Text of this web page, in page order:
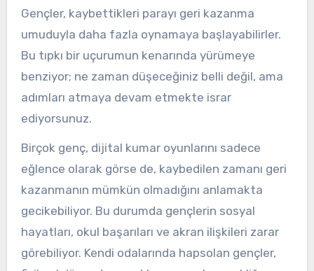
Gençler, kaybettikleri parayı geri kazanma
umuduyla daha fazla oynamaya başlayabilirler.
Bu tıpkı bir uçurumun kenarında yürümeye
benziyor; ne zaman düşeceğiniz belli değil, ama
adımları atmaya devam etmekte israr
ediyorsunuz.
Birçok genç, dijital kumar oyunlarını sadece
eğlence olarak görse de, kaybedilen zamanı geri
kazanmanın mümkün olmadığını anlamakta
gecikebiliyor. Bu durumda gençlerin sosyal
hayatları, okul başarıları ve akran ilişkileri zarar
görebiliyor. Kendi odalarında hapsolan gençler,